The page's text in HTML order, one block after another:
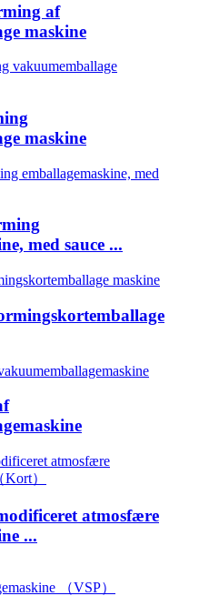
af
maskine
maskine
med sauce ...
atmosfære
...